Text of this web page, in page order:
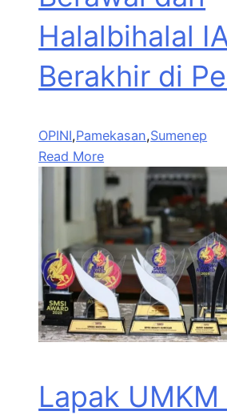
Halalbihalal
Berakhir di
OPINI,Pamekasan,Sumenep
Read More
Lapak